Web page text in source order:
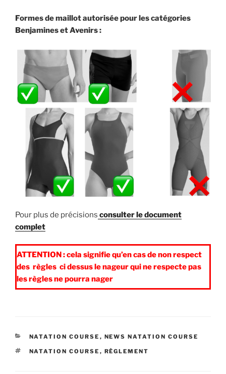
Formes de maillot autorisée pour les catégories
Benjamines et Avenirs :
Pour plus de précisions consulter le document
complet
ATTENTION : cela signifie qu’en cas de non respect
des règles ci dessus le nageur qui ne respecte pas
les règles ne pourra nager
CATÉGORIES
NATATION COURSE , NEWS NATATION COURSE
ÉTIQUETTES
NATATION COURSE , RÈGLEMENT